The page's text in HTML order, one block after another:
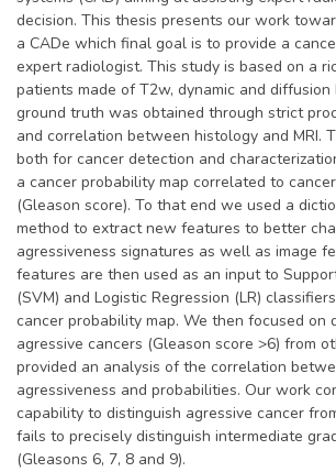
decision. This thesis presents our work
a CADe which final goal is to provide a
expert radiologist. This study is based on a
patients made of T2w, dynamic and diffusion
ground truth was obtained through strict
and correlation between histology and MRI.
both for cancer detection and
a cancer probability map correlated to
(Gleason score). To that end we used a
method to extract new features to better
agressiveness signatures as well as image
features are then used as an input to
(SVM) and Logistic Regression (LR)
cancer probability map. We then focused on
agressive cancers (Gleason score >6) from
provided an analysis of the correlation
agressiveness and probabilities. Our work
capability to distinguish agressive cancer
fails to precisely distinguish intermediate
(Gleasons 6, 7, 8 and 9).